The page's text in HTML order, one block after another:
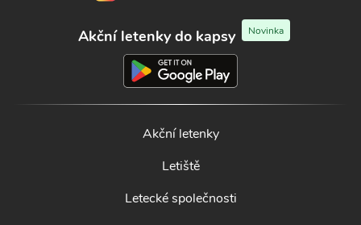
Akční letenky do kapsy Novinka
Akční letenky
Letiště
Letecké společnosti